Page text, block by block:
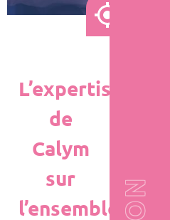
L’expertise
de
Calym
sur
l’ensemble